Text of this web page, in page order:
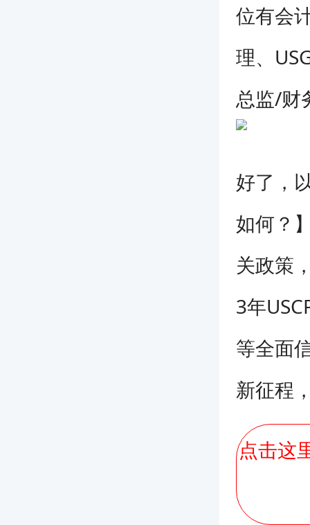
位有会
理、
总监/财
好了，
如何？
关政策
3年
等全面
新征程
点击这